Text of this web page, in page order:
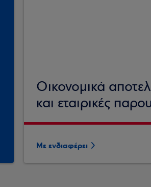
Οικονομικά
και εταιρικές
Με ενδιαφέρει